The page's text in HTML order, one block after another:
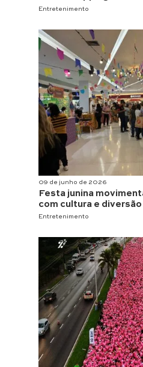
Entretenimento
09 de junho de 2026
Festa junina
com cultura e diversão
Entretenimento